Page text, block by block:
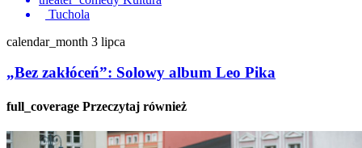
Tuchola
calendar_month 3 lipca
„Bez zakłóceń”: Solowy album Leo Pika
full_coverage Przeczytaj również